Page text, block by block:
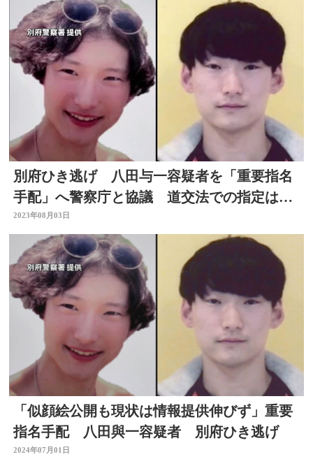
別府ひき逃げ 八田与一容疑者を「重要指名
手配」へ警察庁と協議 道交法での指定は異
例のケースに
2023年08月03日
「似顔絵公開も現状は情報提供伸びず」重要
指名手配 八田與一容疑者 別府ひき逃げ
2024年07月01日